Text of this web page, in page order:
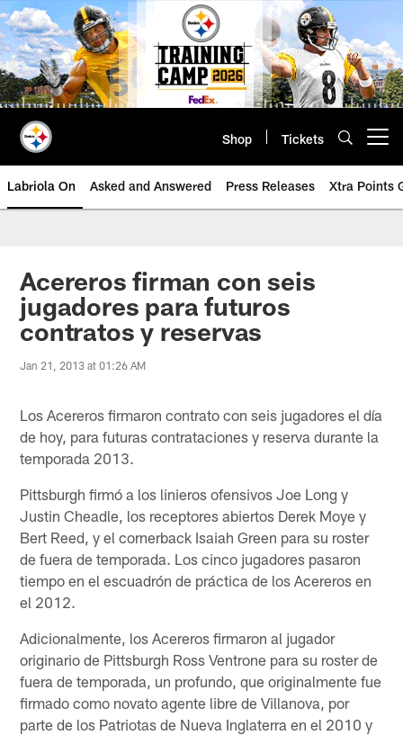
Skip
to
main
content
Shop Tickets
Labriola On Asked and Answered Press Releases Xtra Points
Acereros firman con seis
jugadores para futuros
contratos y reservas
Jan 21, 2013 at 01:26 AM
Los Acereros firmaron contrato con seis jugadores el día
de hoy, para futuras contrataciones y reserva durante la
temporada 2013.
Pittsburgh firmó a los linieros ofensivos Joe Long y
Justin Cheadle, los receptores abiertos Derek Moye y
Bert Reed, y el cornerback Isaiah Green para su roster
de fuera de temporada. Los cinco jugadores pasaron
tiempo en el escuadrón de práctica de los Acereros en
el 2012.
Adicionalmente, los Acereros firmaron al jugador
originario de Pittsburgh Ross Ventrone para su roster de
fuera de temporada, un profundo, que originalmente fue
firmado como novato agente libre de Villanova, por
parte de los Patriotas de Nueva Inglaterra en el 2010 y